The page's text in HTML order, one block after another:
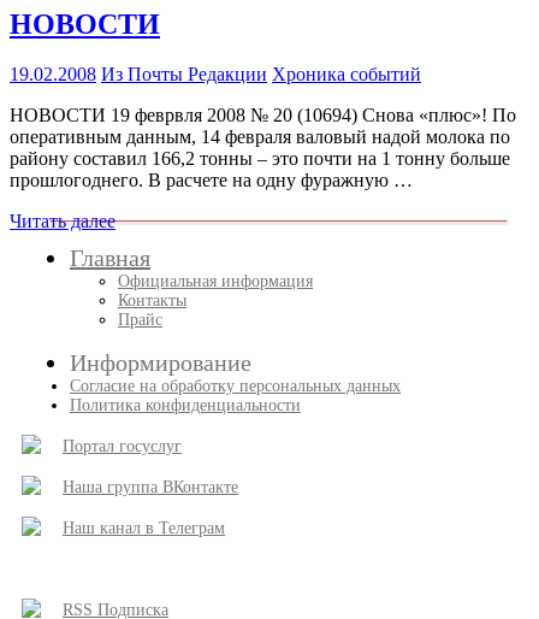
НОВОСТИ
19.02.2008 Из Почты Редакции Хроника событий
НОВОСТИ 19 феврвля 2008 № 20 (10694) Снова «плюс»! По
оперативным данным, 14 февраля валовый надой молока по
району составил 166,2 тонны – это почти на 1 тонну больше
прошлогоднего. В расчете на одну фуражную …
Читать далее
Главная
Официальная информация
Контакты
Прайс
Информирование
Согласие на обработку персональных данных
Политика конфиденциальности
Портал госуслуг
Наша группа ВКонтакте
Наш канал в Телеграм
RSS Подписка